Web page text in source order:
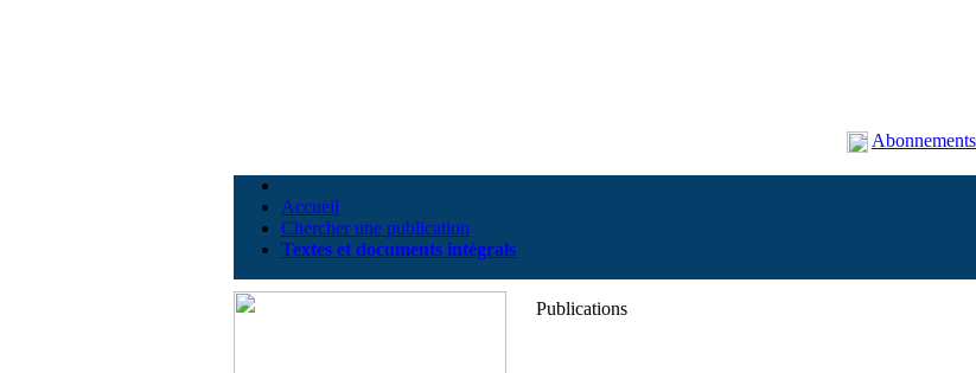
Accueil
Chercher une publication
Textes et documents intégrals
Publications